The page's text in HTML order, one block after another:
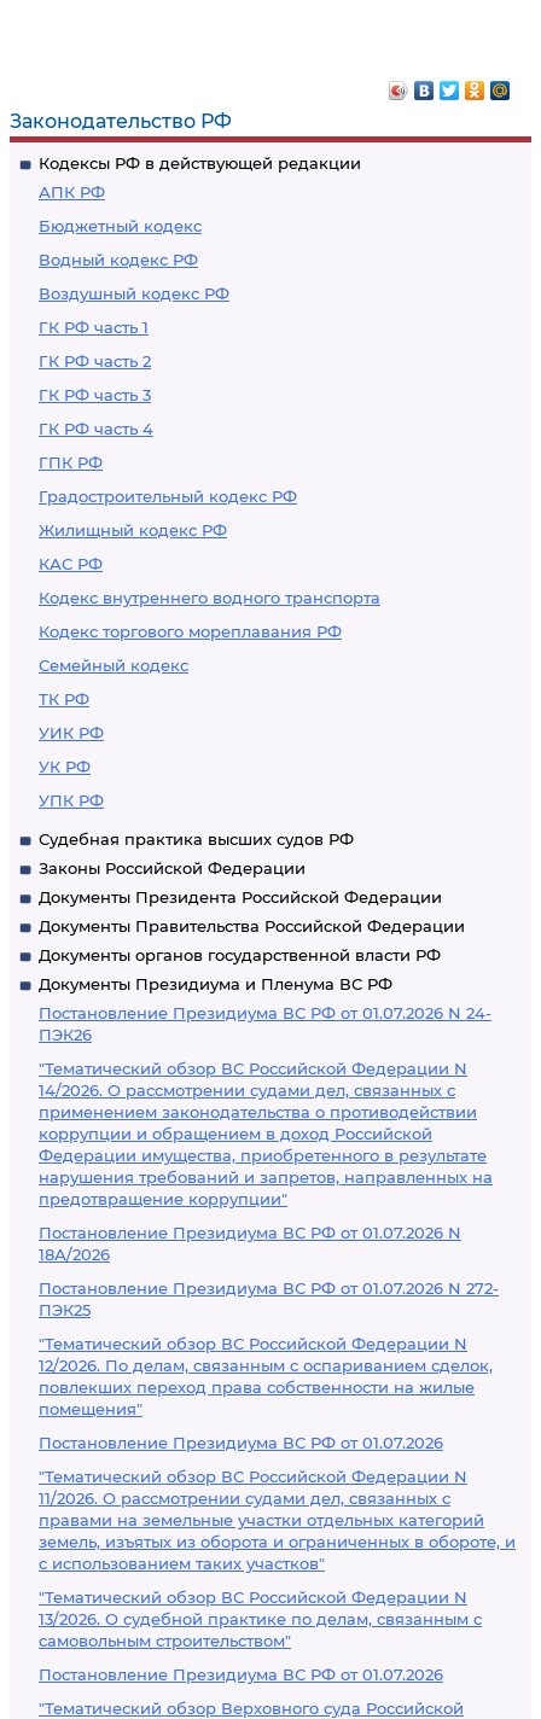
Законодательство РФ
Кодексы РФ в действующей редакции
АПК РФ
Бюджетный кодекс
Водный кодекс РФ
Воздушный кодекс РФ
ГК РФ часть 1
ГК РФ часть 2
ГК РФ часть 3
ГК РФ часть 4
ГПК РФ
Градостроительный кодекс РФ
Жилищный кодекс РФ
КАС РФ
Кодекс внутреннего водного транспорта
Кодекс торгового мореплавания РФ
Семейный кодекс
ТК РФ
УИК РФ
УК РФ
УПК РФ
Судебная практика высших судов РФ
Законы Российской Федерации
Документы Президента Российской Федерации
Документы Правительства Российской Федерации
Документы органов государственной власти РФ
Документы Президиума и Пленума ВС РФ
Постановление Президиума ВС РФ от 01.07.2026 N 24-
ПЭК26
"Тематический обзор ВС Российской Федерации N
14/2026. О рассмотрении судами дел, связанных с
применением законодательства о противодействии
коррупции и обращением в доход Российской
Федерации имущества, приобретенного в результате
нарушения требований и запретов, направленных на
предотвращение коррупции"
Постановление Президиума ВС РФ от 01.07.2026 N
18А/2026
Постановление Президиума ВС РФ от 01.07.2026 N 272-
ПЭК25
"Тематический обзор ВС Российской Федерации N
12/2026. По делам, связанным с оспариванием сделок,
повлекших переход права собственности на жилые
помещения"
Постановление Президиума ВС РФ от 01.07.2026
"Тематический обзор ВС Российской Федерации N
11/2026. О рассмотрении судами дел, связанных с
правами на земельные участки отдельных категорий
земель, изъятых из оборота и ограниченных в обороте, и
с использованием таких участков"
"Тематический обзор ВС Российской Федерации N
13/2026. О судебной практике по делам, связанным с
самовольным строительством"
Постановление Президиума ВС РФ от 01.07.2026
"Тематический обзор Верховного суда Российской